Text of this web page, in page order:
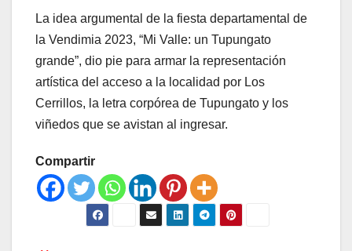
La idea argumental de la fiesta departamental de
la Vendimia 2023, “Mi Valle: un Tupungato
grande”, dio pie para armar la representación
artística del acceso a la localidad por Los
Cerrillos, la letra corpórea de Tupungato y los
viñedos que se avistan al ingresar.
Compartir